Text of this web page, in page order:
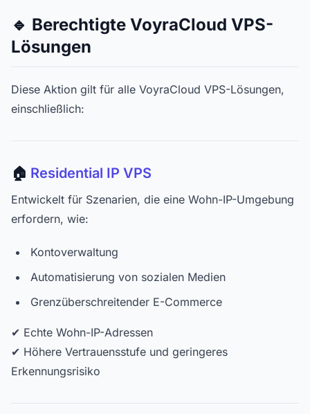
🔹 Berechtigte VoyraCloud VPS-
Lösungen
Diese Aktion gilt für alle VoyraCloud VPS-Lösungen,
einschließlich:
🏠 Residential IP VPS
Entwickelt für Szenarien, die eine Wohn-IP-Umgebung
erfordern, wie:
Kontoverwaltung
Automatisierung von sozialen Medien
Grenzüberschreitender E-Commerce
✔ Echte Wohn-IP-Adressen
✔ Höhere Vertrauensstufe und geringeres
Erkennungsrisiko